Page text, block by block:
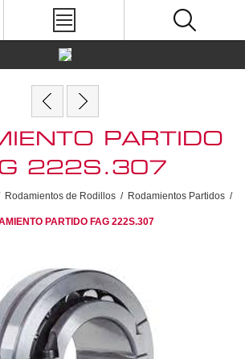
PARTIDO
222S.307
Rodamientos de Rodillos / Rodamientos Partidos /
PARTIDO FAG 222S.307